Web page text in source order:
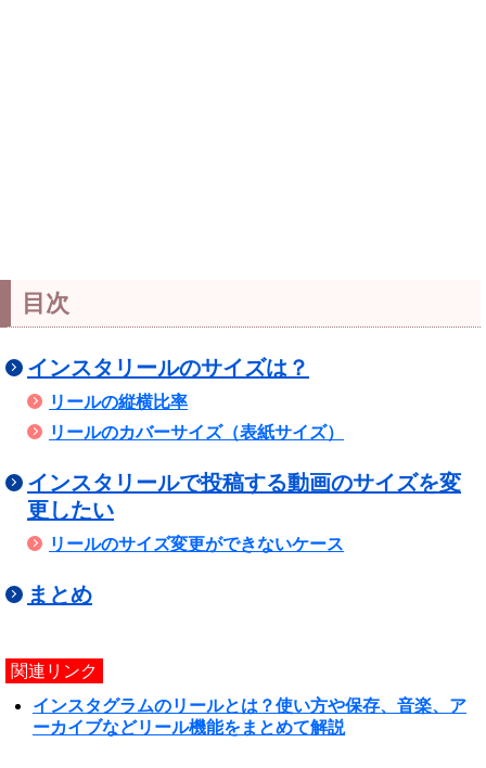
目次
インスタリールのサイズは？
リールの縦横比率
リールのカバーサイズ（表紙サイズ）
インスタリールで投稿する動画のサイズを変
更したい
リールのサイズ変更ができないケース
まとめ
関連リンク
インスタグラムのリールとは？使い方や保存、音楽、ア
ーカイブなどリール機能をまとめて解説